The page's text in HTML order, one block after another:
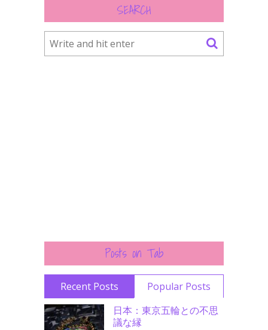
SEARCH
Posts on Tab
Recent Posts
Popular Posts
日本：東京五輪との不思
議な縁